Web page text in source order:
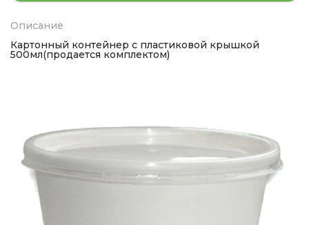
Описание
Картонный контейнер с пластиковой крышкой
500мл(продается комплектом)